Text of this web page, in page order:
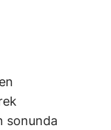
sonunda